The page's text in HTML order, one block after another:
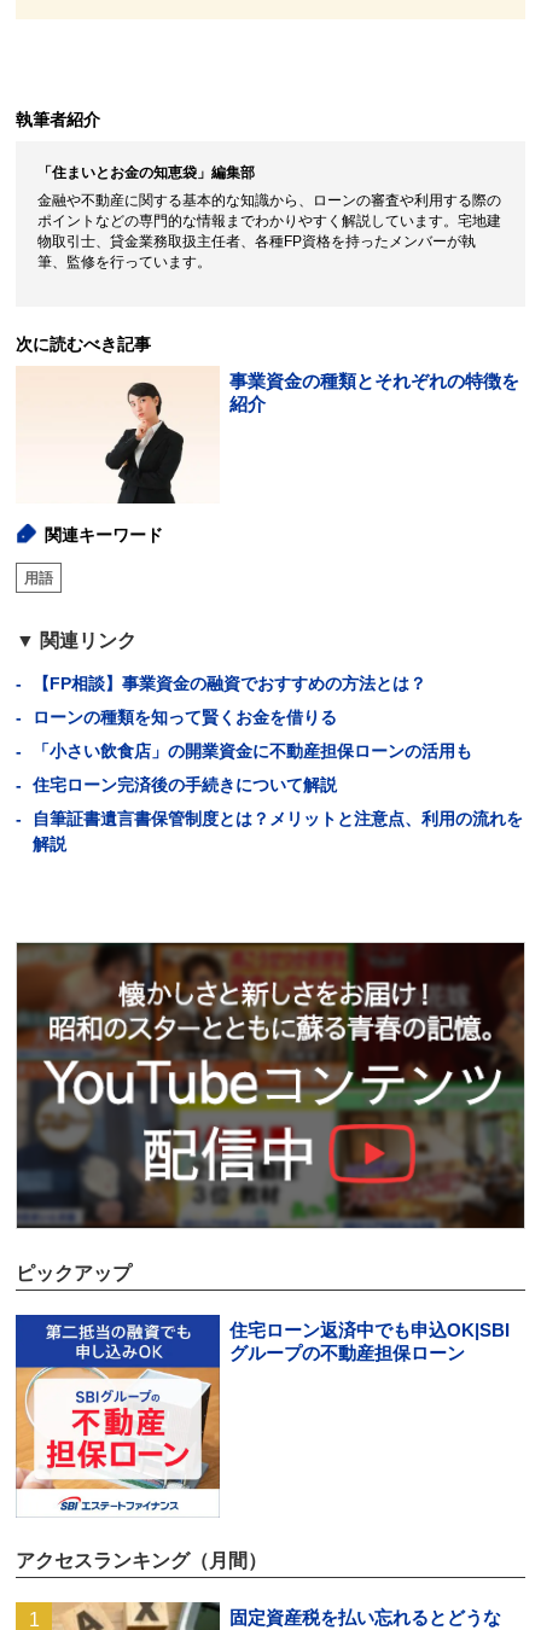
執筆者紹介
「住まいとお金の知恵袋」編集部
金融や不動産に関する基本的な知識から、ローンの審査や利用する際の
ポイントなどの専門的な情報までわかりやすく解説しています。宅地建
物取引士、貸金業務取扱主任者、各種FP資格を持ったメンバーが執
筆、監修を行っています。
次に読むべき記事
事業資金の種類とそれぞれの特徴を
紹介
関連キーワード
用語
関連リンク
【FP相談】事業資金の融資でおすすめの方法とは？
ローンの種類を知って賢くお金を借りる
「小さい飲食店」の開業資金に不動産担保ローンの活用も
住宅ローン完済後の手続きについて解説
自筆証書遺言書保管制度とは？メリットと注意点、利用の流れを
解説
ピックアップ
住宅ローン返済中でも申込OK|SBI
グループの不動産担保ローン
アクセスランキング（月間）
固定資産税を払い忘れるとどうな